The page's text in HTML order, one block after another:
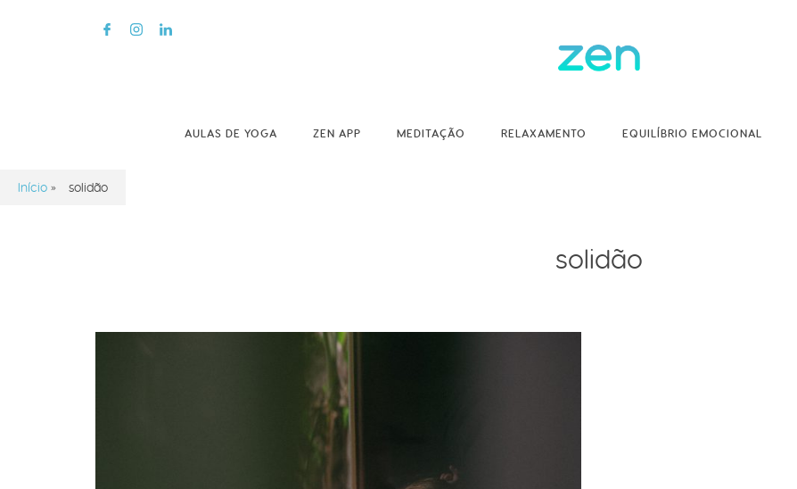
AULAS DE YOGA ZEN APP MEDITAÇÃO RELAXAMENTO EQUILÍBRIO EMOCIONAL
Início » solidão
solidão